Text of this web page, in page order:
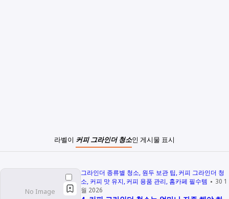
라벨이 커피 그라인더 청소인 게시물 표시
그라인더 종류별 청소 원두 보관 팁 커피 그라인더 청
소 커피 맛 유지 커피 용품 관리 홈카페 필수템
30 1
월 2026